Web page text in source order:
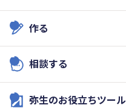
作る
相談する
弥生のお役立ちツール